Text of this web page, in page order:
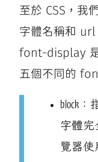
至於 CSS，我
字體名稱和
font-display
五個不同的
block
字體完
覽器使